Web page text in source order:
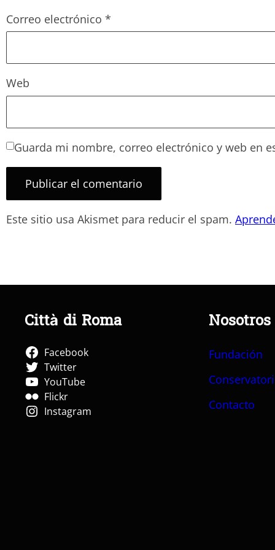
Correo electrónico *
Web
Guarda mi nombre, correo electrónico y web en
Este sitio usa Akismet para reducir el spam.
Città di Roma
Facebook
Twitter
YouTube
Flickr
Instagram
Nosotros
Fundación
Contacto